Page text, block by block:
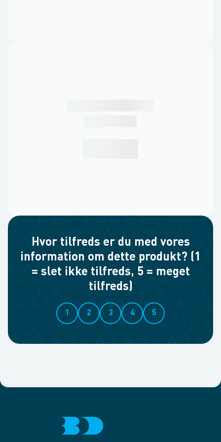
Hvor tilfreds er du med vores
information om dette produkt? (1
= slet ikke tilfreds, 5 = meget
tilfreds)
1 2 3 4 5